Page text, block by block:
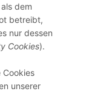
dem
betreibt,
nur dessen
Cookies).
Cookies
unserer